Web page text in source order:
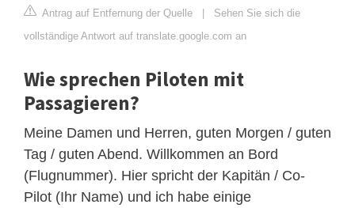
Antrag auf Entfernung der Quelle | Sehen Sie sich die
vollständige Antwort auf translate.google.com an
Wie sprechen Piloten mit
Passagieren?
Meine Damen und Herren, guten Morgen / guten
Tag / guten Abend. Willkommen an Bord
(Flugnummer). Hier spricht der Kapitän / Co-
Pilot (Ihr Name) und ich habe einige